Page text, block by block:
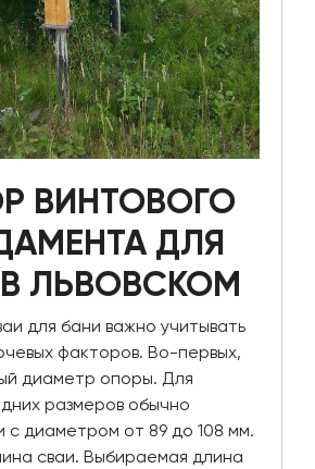
ВИНТОВОГО
ДЛЯ
ЛЬВОВСКОМ
для бани важно учитывать
факторов. Во-первых,
диаметр опоры. Для
размеров обычно
с диаметром от 89 до 108 мм.
сваи. Выбираемая длина